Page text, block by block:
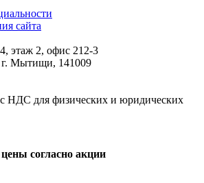
сайта
этаж 2, офис 212-3
г. Мытищи, 141009
НДС для физических и юридических
согласно акции